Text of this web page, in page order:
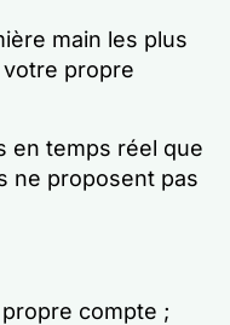
main les plus
propre
en temps réel que
ne proposent pas
compte ;